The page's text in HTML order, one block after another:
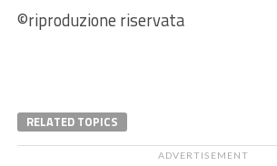
©riproduzione riservata
RELATED TOPICS
ADVERTISEMENT